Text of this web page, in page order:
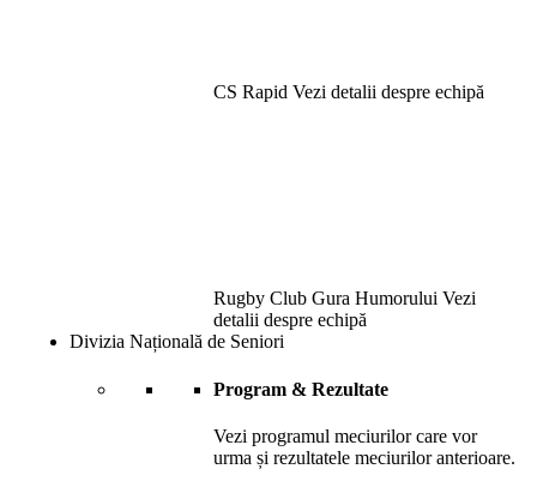
CS Rapid Vezi detalii despre echipă
Rugby Club Gura Humorului Vezi
detalii despre echipă
Divizia Națională de Seniori
Program & Rezultate
Vezi programul meciurilor care vor
urma și rezultatele meciurilor anterioare.